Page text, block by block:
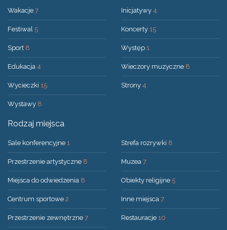
Wakacje 7
Festiwal 5
Sport 8
Edukacja 4
Wycieczki 15
Wystawy 8
Inicjatywy 4
Koncerty 15
Występ 1
Wieczory muzyczne 8
Strony 4
Rodzaj miejsca
Sale konferencyjne 1
Przestrzenie artystyczne 8
Miejsca do odwiedzenia 8
Centrum sportowe 2
Przestrzenie zewnętrzne 7
Strefa rozrywki 8
Muzea 7
Obiekty religijne 5
Inne miejsca 7
Restauracje 10